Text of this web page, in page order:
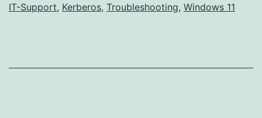
IT-Support, Kerberos, Troubleshooting, Windows 11